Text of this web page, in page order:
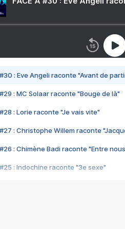
#30 : Eve Angeli raconte "Avant de
#29 : MC Solaar raconte "Bouge de là"
#28 : Lorie raconte "Je vais vite"
#27 : Christophe Willem raconte
#26 : Chimène Badi raconte "Entre
#25 : Indochine raconte "3e sexe"